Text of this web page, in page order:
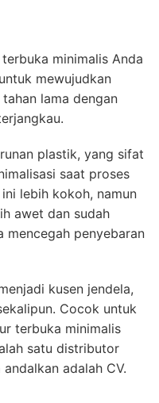
minimalis Anda
mewujudkan
lama dengan
plastik, yang sifat
saat proses
lebih kokoh, namun
awet dan sudah
penyebaran
kusen jendela,
Cocok untuk
terbuka minimalis
satu distributor
adalah CV.